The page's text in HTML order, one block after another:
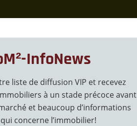
InfoNews
liste de diffusion VIP et recevez
à un stade précoce avant
et beaucoup d’informations
concerne l’immobilier!